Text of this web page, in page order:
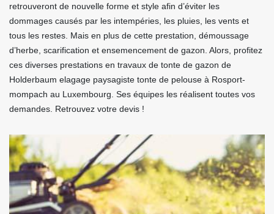
retrouveront de nouvelle forme et style afin d’éviter les
dommages causés par les intempéries, les pluies, les vents et
tous les restes. Mais en plus de cette prestation, démoussage
d’herbe, scarification et ensemencement de gazon. Alors, profitez
ces diverses prestations en travaux de tonte de gazon de
Holderbaum elagage paysagiste tonte de pelouse à Rosport-
mompach au Luxembourg. Ses équipes les réalisent toutes vos
demandes. Retrouvez votre devis !